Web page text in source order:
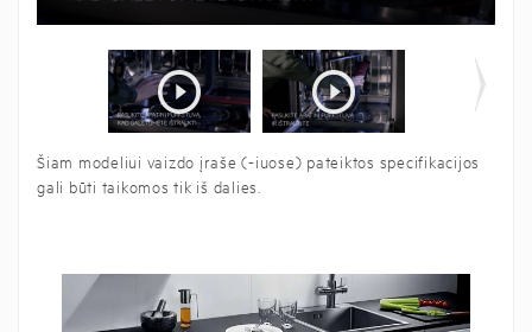
Šiam modeliui vaizdo įraše (-iuose) pateiktos specifikacijos
gali būti taikomos tik iš dalies.